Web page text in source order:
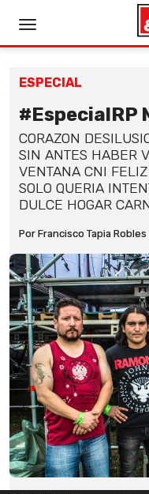
ESPECIAL
#EspecialRP
CORAZON
SIN ANTES HABER
VENTANA CNI
SOLO QUERIA
DULCE HOGAR
Por Francisco Tapia Robles